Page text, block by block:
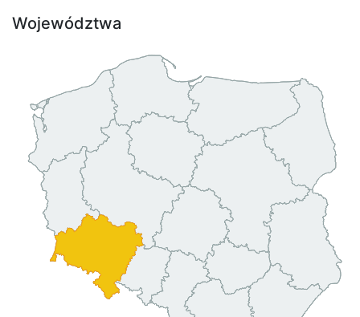
Województwa